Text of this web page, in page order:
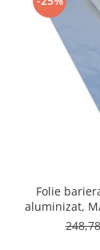
Folie
aluminizat,